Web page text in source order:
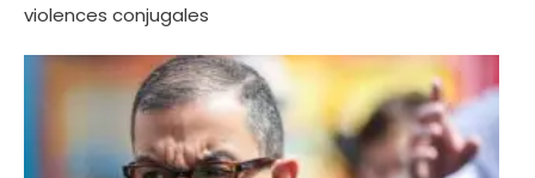
violences conjugales